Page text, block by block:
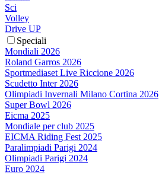
Sci
Volley
Drive UP
Speciali
Mondiali 2026
Roland Garros 2026
Sportmediaset Live Riccione 2026
Scudetto Inter 2026
Olimpiadi Invernali Milano Cortina 2026
Super Bowl 2026
Eicma 2025
Mondiale per club 2025
EICMA Riding Fest 2025
Paralimpiadi Parigi 2024
Olimpiadi Parigi 2024
Euro 2024